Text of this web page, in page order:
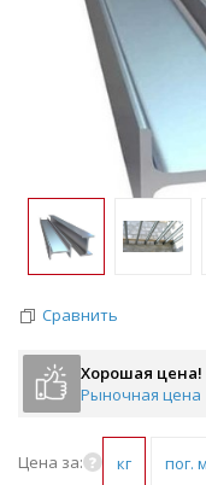
Сравнить
Хорошая цена!
Рыночная цена
Цена за: кг пог.